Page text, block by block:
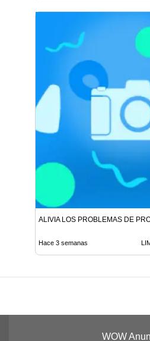
ALIVIA LOS PROBLEMAS DE
Hace 3 semanas
WOW